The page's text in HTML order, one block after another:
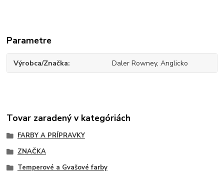
Parametre
Výrobca/Značka Daler Rowney, Anglicko
Tovar zaradený v kategóriách
FARBY A PRÍPRAVKY
ZNAČKA
Temperové a Gvašové farby